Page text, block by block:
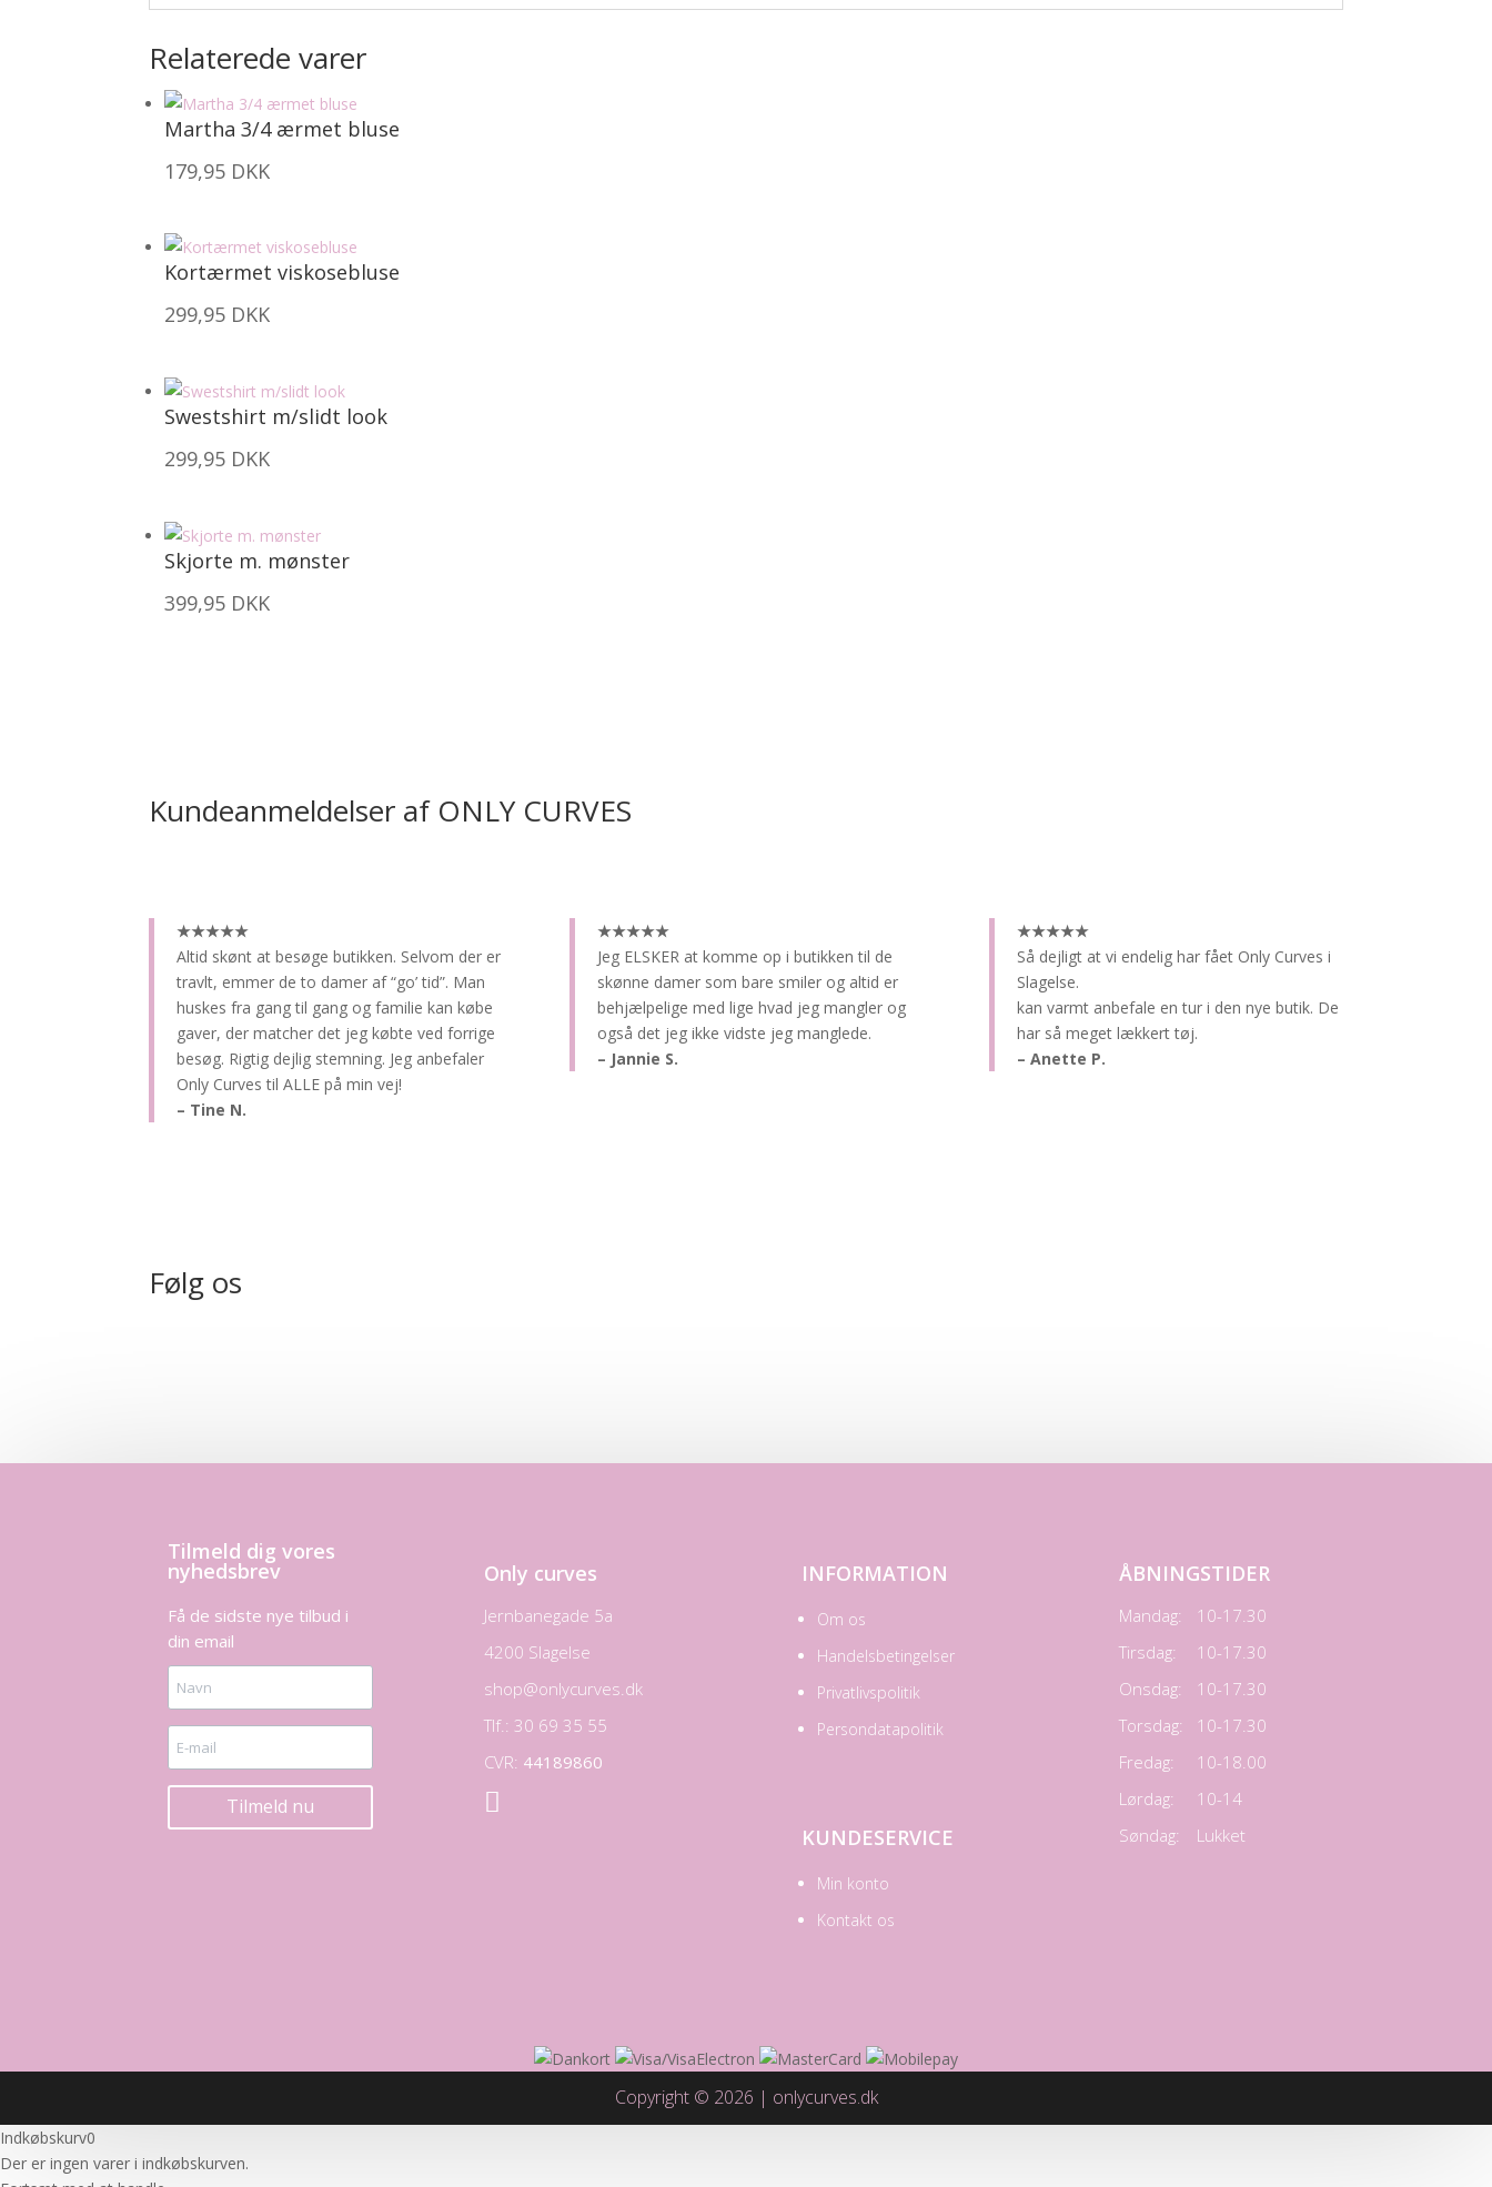
Relaterede varer
Martha 3/4 ærmet bluse
179,95 DKK
Kortærmet viskosebluse
299,95 DKK
Swestshirt m/slidt look
299,95 DKK
Skjorte m. mønster
399,95 DKK
Kundeanmeldelser af ONLY CURVES
★★★★★
Altid skønt at besøge butikken. Selvom der er
travlt, emmer de to damer af “go’ tid”. Man
huskes fra gang til gang og familie kan købe
gaver, der matcher det jeg købte ved forrige
besøg. Rigtig dejlig stemning. Jeg anbefaler
Only Curves til ALLE på min vej!
– Tine N.
★★★★★
Jeg ELSKER at komme op i butikken til de
skønne damer som bare smiler og altid er
behjælpelige med lige hvad jeg mangler og
også det jeg ikke vidste jeg manglede.
– Jannie S.
★★★★★
Så dejligt at vi endelig har fået Only Curves i
Slagelse.
kan varmt anbefale en tur i den nye butik. De
har så meget lækkert tøj.
– Anette P.
Følg os
Tilmeld dig vores
nyhedsbrev
Få de sidste nye tilbud i
din email
Tilmeld nu
Only curves
Jernbanegade 5a
4200 Slagelse
shop@onlycurves.dk
Tlf.: 30 69 35 55
CVR: 44189860

INFORMATION
Om os
Handelsbetingelser
Privatlivspolitik
Persondatapolitik
KUNDESERVICE
Min konto
Kontakt os
ÅBNINGSTIDER
Mandag:
10-17.30
Tirsdag:
10-17.30
Onsdag:
10-17.30
Torsdag:
10-17.30
Fredag:
10-18.00
Lørdag:
10-14
Søndag:
Lukket
Copyright © 2026 | onlycurves.dk
Indkøbskurv0
Der er ingen varer i indkøbskurven.